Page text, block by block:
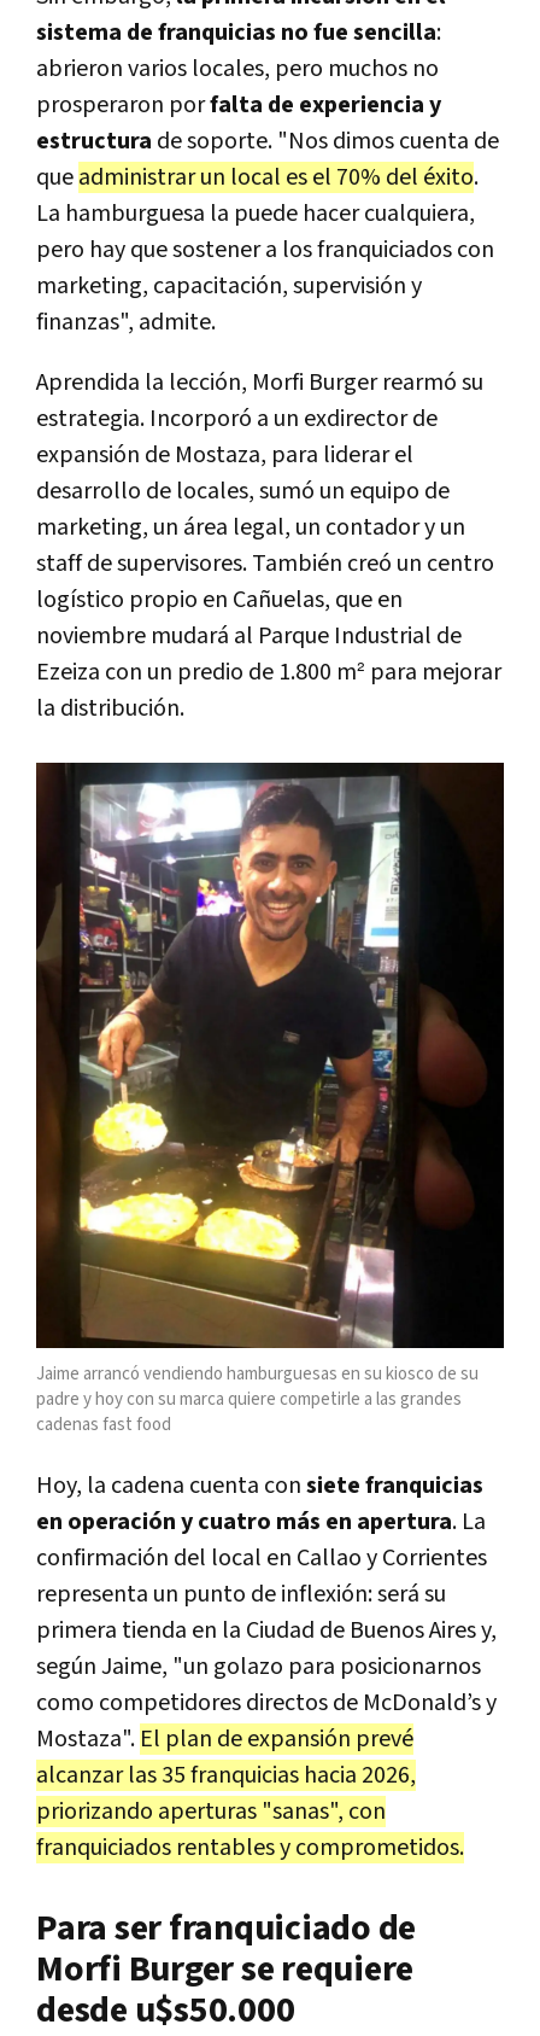
sistema de franquicias no fue sencilla:
abrieron varios locales, pero muchos no
prosperaron porfalta de experiencia y
estructura de soporte. "Nos dimos cuenta de
queadministrar un local es el 70% del éxito.
La hamburguesa la puede hacer cualquiera,
pero hay que sostener a los franquiciados con
marketing, capacitación, supervisión y
finanzas", admite.
Aprendida la lección, Morfi Burger rearmó su
estrategia. Incorporó a un exdirector de
expansión de Mostaza, para liderar el
desarrollo de locales, sumó un equipo de
marketing, un área legal, un contador y un
staff de supervisores. También creó un centro
logístico propio en Cañuelas, que en
noviembre mudará al Parque Industrial de
Ezeiza con un predio de 1.800 m² para mejorar
la distribución.
Jaime arrancó vendiendo hamburguesas en su kiosco de su
padre y hoy con su marca quiere competirle a las grandes
cadenas fast food
Hoy, la cadena cuenta consiete franquicias
en operación y cuatro más en apertura. La
confirmación del local en Callao y Corrientes
representa un punto de inflexión: será su
primera tienda en la Ciudad de Buenos Aires y,
según Jaime, "un golazo para posicionarnos
como competidores directos de McDonald’s y
Mostaza". El plan de expansión prevé
alcanzar las 35 franquicias hacia 2026,
priorizando aperturas "sanas", con
franquiciados rentables y comprometidos.
Para ser franquiciado de
Morfi Burger se requiere
desde u$s50.000